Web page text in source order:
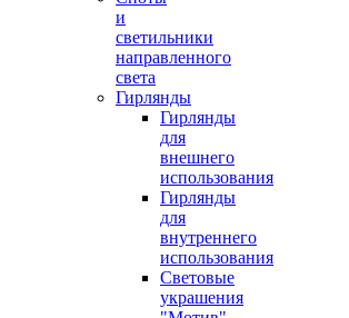
и
светильники
направленного
света
Гирлянды
Гирлянды
для
внешнего
использования
Гирлянды
для
внутреннего
использования
Световые
украшения